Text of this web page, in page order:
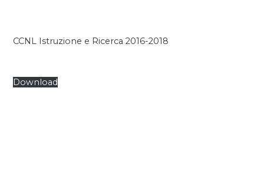
CCNL Istruzione e Ricerca 2016-2018
Download